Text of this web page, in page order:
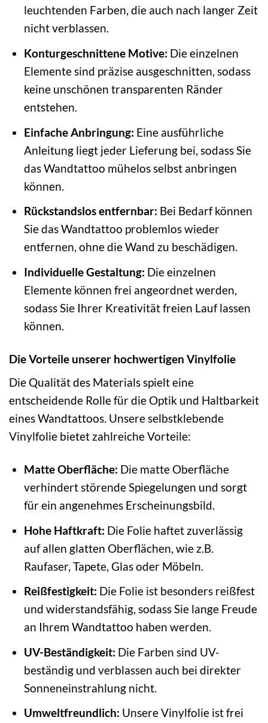
leuchtenden Farben, die auch nach langer Zeit
nicht verblassen.
Konturgeschnittene Motive: Die einzelnen
Elemente sind präzise ausgeschnitten, sodass
keine unschönen transparenten Ränder
entstehen.
Einfache Anbringung: Eine ausführliche
Anleitung liegt jeder Lieferung bei, sodass Sie
das Wandtattoo mühelos selbst anbringen
können.
Rückstandslos entfernbar: Bei Bedarf können
Sie das Wandtattoo problemlos wieder
entfernen, ohne die Wand zu beschädigen.
Individuelle Gestaltung: Die einzelnen
Elemente können frei angeordnet werden,
sodass Sie Ihrer Kreativität freien Lauf lassen
können.
Die Vorteile unserer hochwertigen Vinylfolie
Die Qualität des Materials spielt eine
entscheidende Rolle für die Optik und Haltbarkeit
eines Wandtattoos. Unsere selbstklebende
Vinylfolie bietet zahlreiche Vorteile:
Matte Oberfläche: Die matte Oberfläche
verhindert störende Spiegelungen und sorgt
für ein angenehmes Erscheinungsbild.
Hohe Haftkraft: Die Folie haftet zuverlässig
auf allen glatten Oberflächen, wie z.B.
Raufaser, Tapete, Glas oder Möbeln.
Reißfestigkeit: Die Folie ist besonders reißfest
und widerstandsfähig, sodass Sie lange Freude
an Ihrem Wandtattoo haben werden.
UV-Beständigkeit: Die Farben sind UV-
beständig und verblassen auch bei direkter
Sonneneinstrahlung nicht.
Umweltfreundlich: Unsere Vinylfolie ist frei